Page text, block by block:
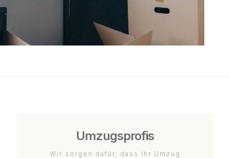
Umzugsprofis
Wir sorgen dafür, dass Ihr Umzug